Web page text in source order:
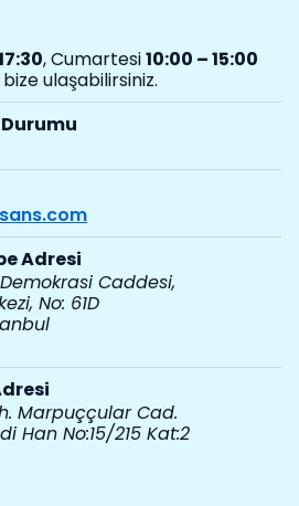
, Cumartesi10:00 – 15:00
ulaşabilirsiniz.
Adresi
Caddesi,
No: 61D
Marpuççular Cad.
Han No:15/215 Kat:2